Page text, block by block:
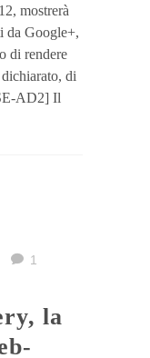
mostrerà
da Google+,
di rendere
di
AD2] Il
1